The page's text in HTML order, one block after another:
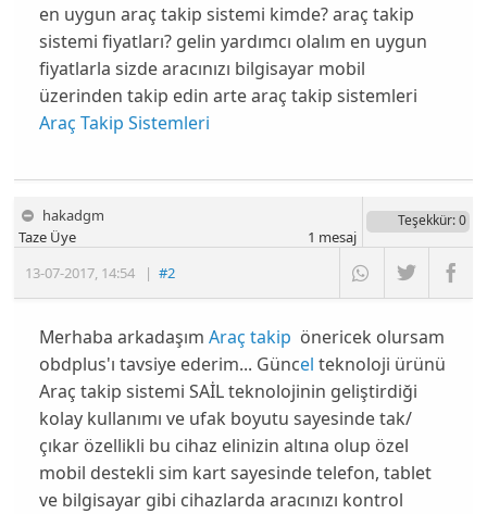
en uygun araç takip sistemi kimde? araç takip
sistemi fiyatları? gelin yardımcı olalım en uygun
fiyatlarla sizde aracınızı bilgisayar mobil
üzerinden takip edin arte araç takip sistemleri
Araç Takip Sistemleri
hakadgm
13-07-2017, 14:54 |#2
Taze Üye
Teşekkür: 0
1 mesaj
Merhaba arkadaşım Araç takip önericek olursam
obdplus'ı tavsiye ederim... Güncel teknoloji ürünü
Araç takip sistemi SAİL teknolojinin geliştirdiği
kolay kullanımı ve ufak boyutu sayesinde tak/
çıkar özellikli bu cihaz elinizin altına olup özel
mobil destekli sim kart sayesinde telefon, tablet
ve bilgisayar gibi cihazlarda aracınızı kontrol